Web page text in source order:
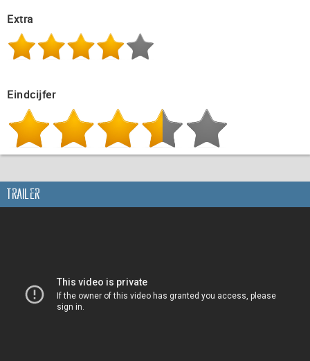
Extra
Eindcijfer
Trailer